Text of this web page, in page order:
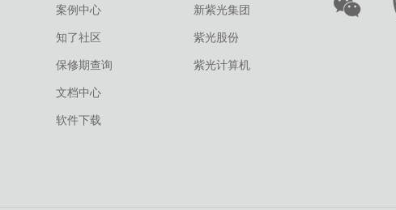
案例中心
知了社区
保修期查询
文档中心
软件下载
新紫光集团
紫光股份
紫光计算机